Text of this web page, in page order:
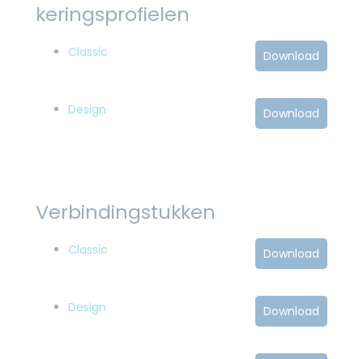
keringsprofielen
Download
Classic
Download
Design
Verbindingstukken
Download
Classic
Download
Design